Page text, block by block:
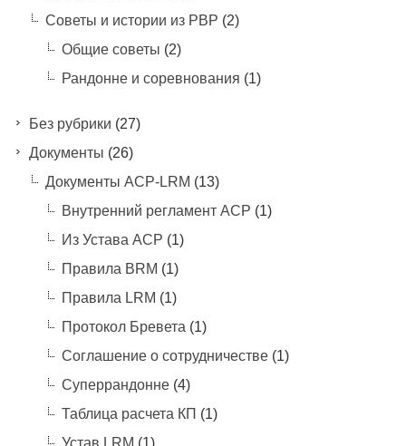
Советы и истории из РВР (2)
Общие советы (2)
Рандонне и соревнования (1)
Без рубрики (27)
Документы (26)
Документы ACP-LRM (13)
Внутренний регламент АСР (1)
Из Устава АСР (1)
Правила BRM (1)
Правила LRM (1)
Протокол Бревета (1)
Соглашение о сотрудничестве(1)
Суперрандонне(4)
Таблица расчета КП (1)
Устав LRM (1)